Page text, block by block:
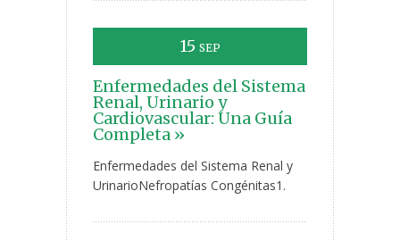
15 SEP
Enfermedades del Sistema
Renal, Urinario y
Cardiovascular: Una Guía
Completa »
Enfermedades del Sistema Renal y
UrinarioNefropatías Congénitas1.